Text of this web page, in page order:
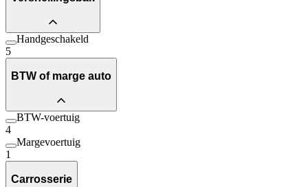
Handgeschakeld
5
BTW of marge auto
BTW-voertuig
4
Margevoertuig
1
Carrosserie